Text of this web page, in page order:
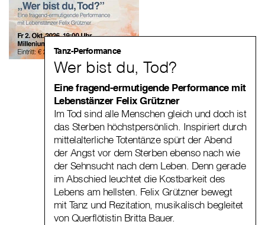
Tanz-Performance
Wer bist du, Tod?
Eine fragend-ermutigende Performance mit
Lebenstänzer Felix Grützner
Im Tod sind alle Menschen gleich und doch ist
das Sterben höchstpersönlich. Inspiriert durch
mittelalterliche Totentänze spürt der Abend
der Angst vor dem Sterben ebenso nach wie
der Sehnsucht nach dem Leben. Denn gerade
im Abschied leuchtet die Kostbarkeit des
Lebens am hellsten. Felix Grützner bewegt
mit Tanz und Rezitation, musikalisch begleitet
von Querflötistin Britta Bauer.